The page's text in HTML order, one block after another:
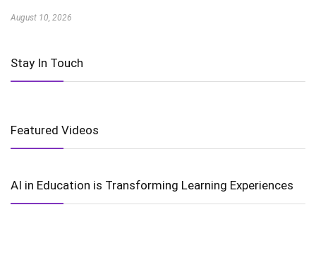
August 10, 2026
Stay In Touch
Featured Videos
AI in Education is Transforming Learning Experiences